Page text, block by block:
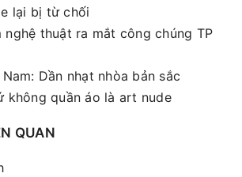
lại bị từ chối
nghệ thuật ra mắt công chúng TP
Dần nhạt nhòa bản sắc
không quần áo là art nude
QUAN